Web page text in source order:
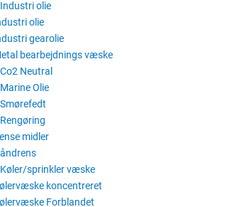
olie
olie
gearolie
bearbejdnings væske
Neutral
Olie
midler
sprinkler væske
koncentreret
Forblandet